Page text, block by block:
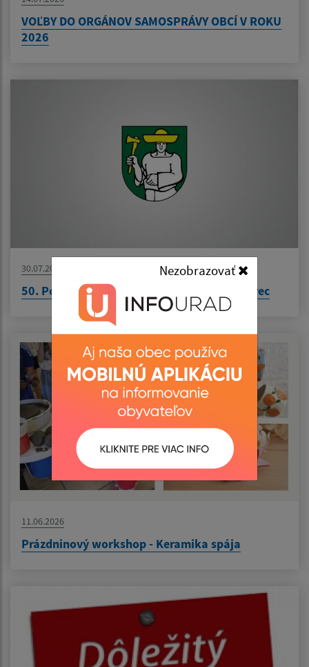
Nezobrazovať
VOĽBY DO ORGÁNOV SAMOSPRÁVY OBCÍ V ROKU
2026
30.07.2026
50. Podroháčske folklórne slávnosti - Zuberec
11.06.2026
Prázdninový workshop - Keramika spája